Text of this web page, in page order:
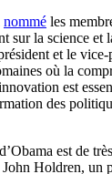
nommé les
sur la science
et le vice-
où la
est
des
est de
Holdren, un